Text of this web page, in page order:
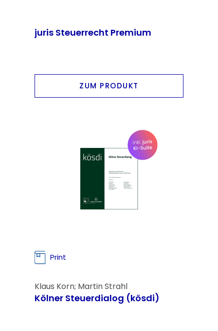
juris Steuerrecht Premium
ZUM PRODUKT
Print
Klaus Korn; Martin Strahl
Kölner Steuerdialog (kösdi)